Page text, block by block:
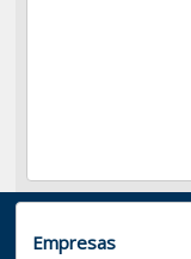
Empresas